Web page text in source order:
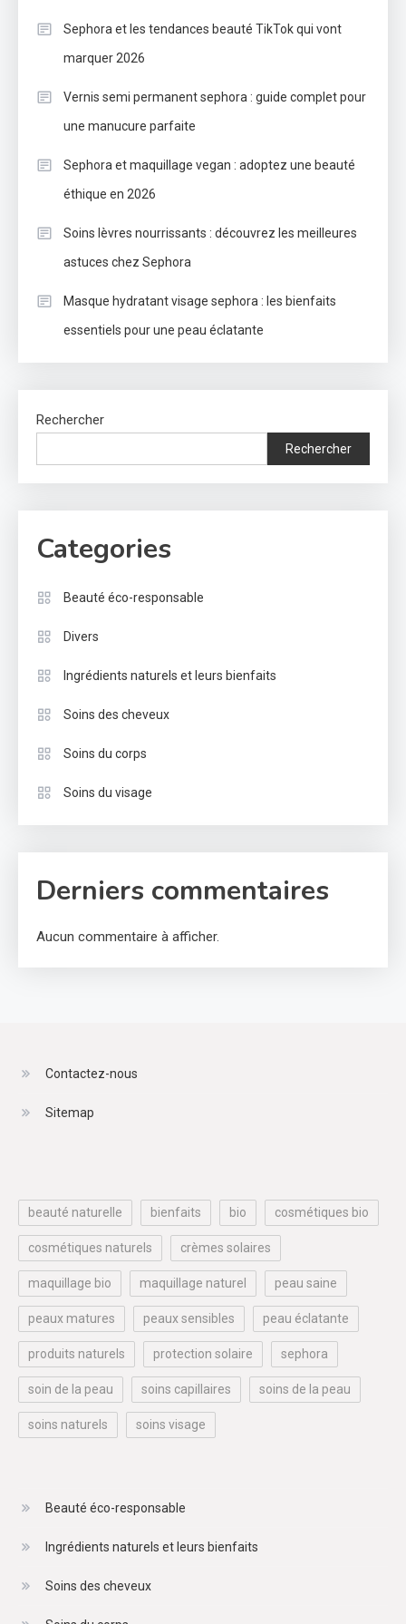
Sephora et les tendances beauté TikTok qui vont
marquer 2026
Vernis semi permanent sephora : guide complet pour
une manucure parfaite
Sephora et maquillage vegan : adoptez une beauté
éthique en 2026
Soins lèvres nourrissants : découvrez les meilleures
astuces chez Sephora
Masque hydratant visage sephora : les bienfaits
essentiels pour une peau éclatante
Rechercher
Rechercher
Categories
Beauté éco-responsable
Divers
Ingrédients naturels et leurs bienfaits
Soins des cheveux
Soins du corps
Soins du visage
Derniers commentaires
Aucun commentaire à afficher.
Contactez-nous
Sitemap
beauté naturelle bienfaits bio cosmétiques bio
cosmétiques naturels crèmes solaires
maquillage bio maquillage naturel peau saine
peaux matures peaux sensibles peau éclatante
produits naturels protection solaire sephora
soin de la peau soins capillaires soins de la peau
soins naturels soins visage
Beauté éco-responsable
Ingrédients naturels et leurs bienfaits
Soins des cheveux